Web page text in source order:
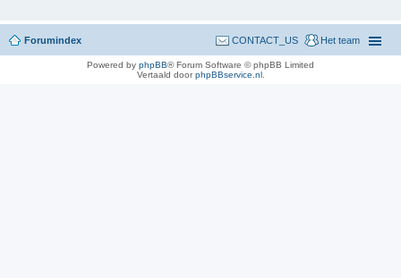
Forumindex Het team
CONTACT_US
Powered by phpBB® Forum Software © phpBB Limited
Vertaald doorphpBBservice.nl.